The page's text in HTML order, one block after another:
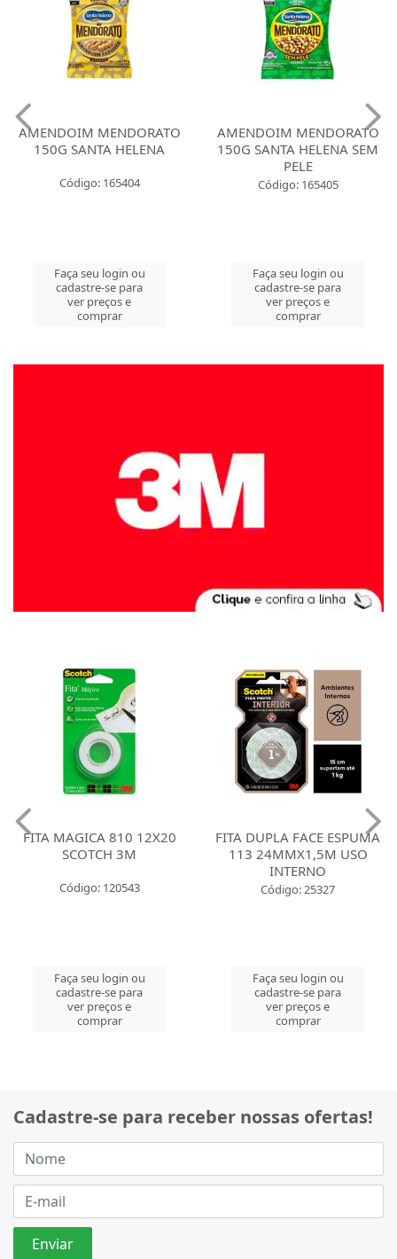
AMENDOIM MENDORATO
150G SANTA HELENA
Código: 165404
Faça seu login ou
cadastre-se para
ver preços e
comprar
AMENDOIM MENDORATO
150G SANTA HELENA SEM
PELE
Código: 165405
Faça seu login ou
cadastre-se para
ver preços e
comprar
FITA MAGICA 810 12X20
SCOTCH 3M
Código: 120543
Faça seu login ou
cadastre-se para
ver preços e
comprar
FITA DUPLA FACE ESPUMA
113 24MMX1,5M USO
INTERNO
Código: 25327
Faça seu login ou
cadastre-se para
ver preços e
comprar
Cadastre-se para receber nossas ofertas!